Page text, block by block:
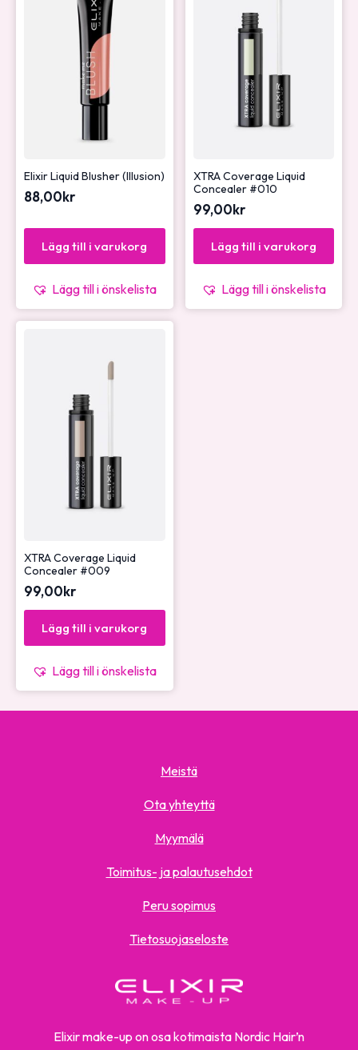
Elixir Liquid Blusher (Illusion)
88,00kr
Lägg till i varukorg
Lägg till i önskelista
XTRA Coverage Liquid
Concealer #010
99,00kr
Lägg till i varukorg
Lägg till i önskelista
XTRA Coverage Liquid
Concealer #009
99,00kr
Lägg till i varukorg
Lägg till i önskelista
Elixir make-up on osa kotimaista Nordic Hair’n
Meistä
Ota yhteyttä
Myymälä
Toimitus- ja palautusehdot
Peru sopimus
Tietosuojaseloste